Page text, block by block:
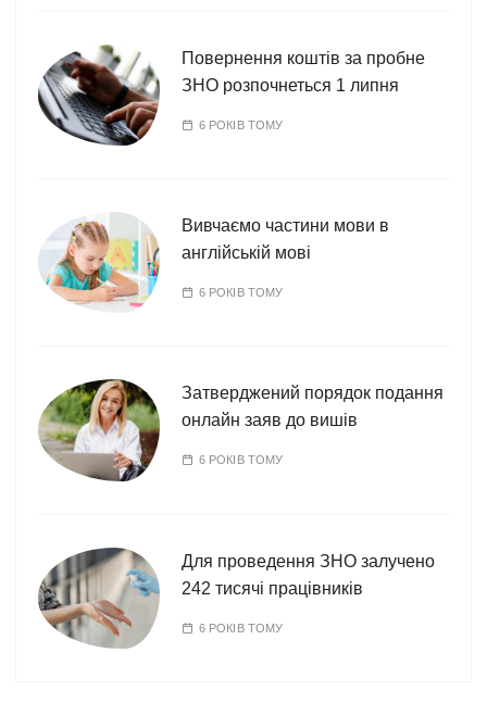
Повернення коштів за пробне
ЗНО розпочнеться 1 липня
6 РОКІВ ТОМУ
Вивчаємо частини мови в
англійській мові
6 РОКІВ ТОМУ
Затверджений порядок подання
онлайн заяв до вишів
6 РОКІВ ТОМУ
Для проведення ЗНО залучено
242 тисячі працівників
6 РОКІВ ТОМУ